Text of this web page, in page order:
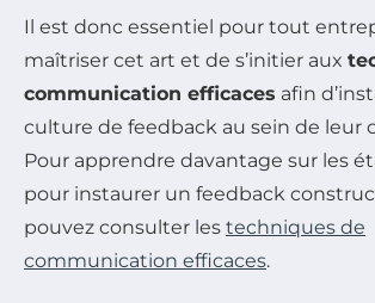
Il est donc essentiel pour tout
maîtriser cet art et de s’initier aux
communication efficaces afin
culture de feedback au sein de leur
Pour apprendre davantage sur les
pour instaurer un feedback
pouvez consulter les techniques de
communication efficaces.